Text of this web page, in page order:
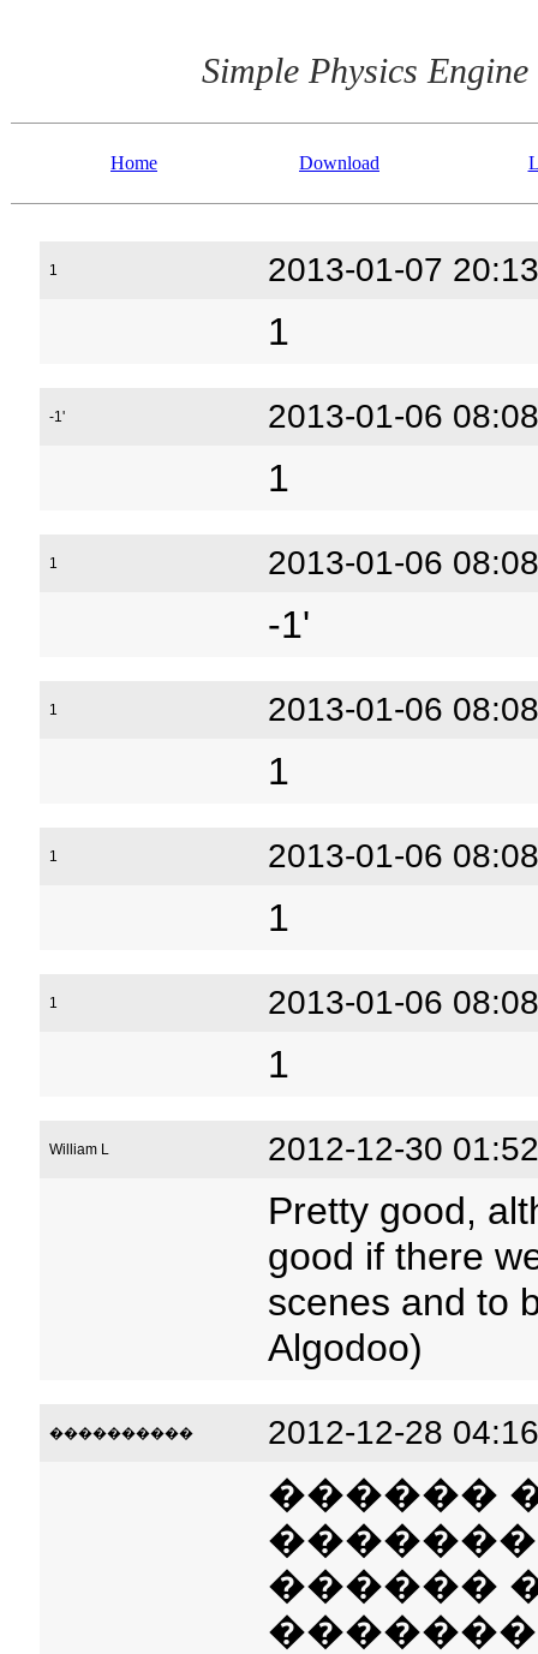
Simple Physics Engine
Home Download
1 2013-01-07
1
-1' 2013-01-06
1
1 2013-01-06
-1'
1 2013-01-06
1
1 2013-01-06
1
1 2013-01-06
1
William L 2012-12-30
Pretty good,
good if there
scenes and to
Algodoo)
���������� 2012-12-28
������
������